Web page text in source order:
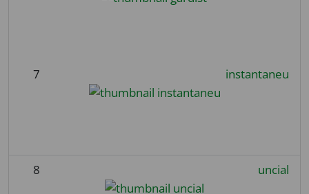
7 instantaneu
8 uncial